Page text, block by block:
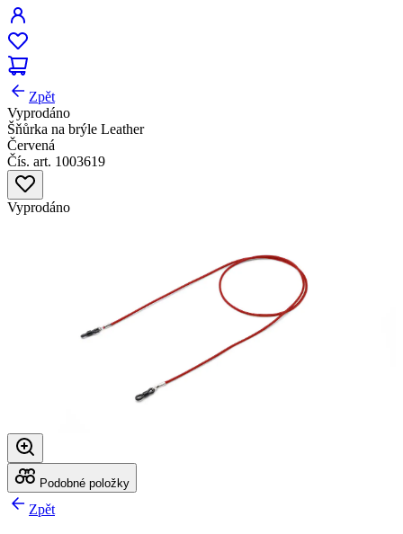
Zpět
Vyprodáno
Šňůrka na brýle Leather
Červená
Čís. art. 1003619
Vyprodáno
Podobné položky
Zpět